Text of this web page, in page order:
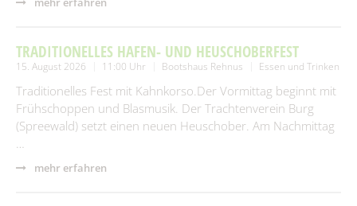
TRADITIONELLES HAFEN- UND HEUSCHOBERFEST
15. August 2026 11:00 Uhr Bootshaus Rehnus Essen und Trinken
Traditionelles Fest mit Kahnkorso.Der Vormittag beginnt mit
Frühschoppen und Blasmusik. Der Trachtenverein Burg
(Spreewald) setzt einen neuen Heuschober. Am Nachmittag
…
mehr erfahren